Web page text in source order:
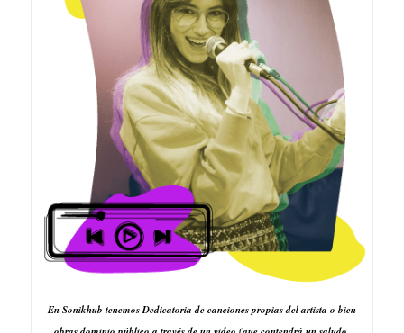
En Sonikhub tenemos Dedicatoria de canciones propias del artista o bien